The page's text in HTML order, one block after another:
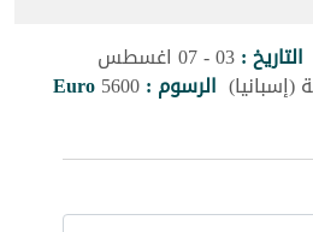
التاريخ : 03 - 07 اغسطس
(إسبانيا) الرسوم :5600
Euro